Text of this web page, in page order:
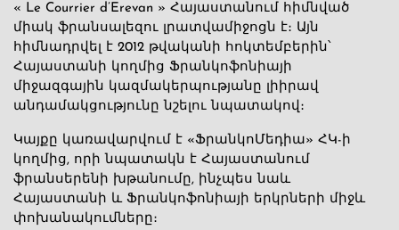
« Le Courrier d’Erevan » Հայաստանում հիմնված
միակ ֆրանսալեզու լրատվամիջոցն է։ Այն
հիմնադրվել է 2012 թվականի հոկտեմբերին՝
Հայաստանի կողմից Ֆրանկոֆոնիայի
միջազգային կազմակերպությանը լիիրավ
անդամակցությունը նշելու նպատակով։
Կայքը կառավարվում է «ՖրանկոՄեդիա» ՀԿ-ի
կողմից, որի նպատակն է Հայաստանում
ֆրանսերենի խթանումը, ինչպես նաև
Հայաստանի և Ֆրանկոֆոնիայի երկրների միջև
փոխանակումները։